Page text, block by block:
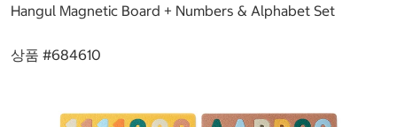
Hangul Magnetic Board + Numbers & Alphabet Set
상품 #684610